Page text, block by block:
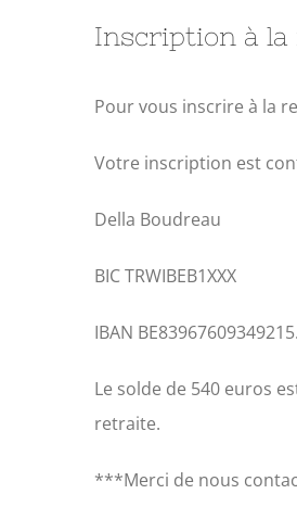
Inscription à
Pour vous inscrire à la
Votre inscription est
Della Boudreau
BIC TRWIBEB1XXX
IBAN BE83967609349215.
Le solde de 540 euros
retraite.
***Merci de nous